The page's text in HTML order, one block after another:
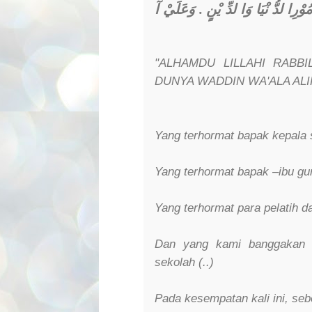
لدُّ نْيَا وَا لدِّ يْنٍ .وَعَلَيْ آ
"ALHAMDU LILLAHI
DUNYA WADDIN WA'ALA
Yang terhormat bapak
Yang terhormat bapak –ibu
Yang terhormat para pelatih
Dan yang kami
sekolah (..)
Pada kesempatan kali ini,